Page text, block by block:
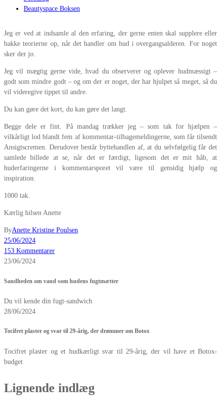
Beautyspace Boksen
Jeg er ved at indsamle al den erfaring, der gerne enten skal supplere eller
bakke teorierne op, når det handler om hud i overgangsalderen. For noget
sker der jo.
Jeg vil mægtig gerne vide, hvad du observerer og oplever hudmæssigt –
godt som mindre godt – og om der er noget, der har hjulpet så meget, så du
vil videregive tippet til andre.
Du kan gøre det kort, du kan gøre det langt.
Begge dele er fint. På mandag trækker jeg – som tak for hjælpen –
vilkårligt lod blandt fem af kommentar-tilbagemeldingerne, som får tilsendt
Ansigtscremen. Derudover består byttehandlen af, at du selvfølgelig får det
samlede billede at se, når det er færdigt, ligesom det er mit håb, at
huderfaringerne i kommentarsporet vil være til gensidig hjælp og
inspiration.
1000 tak.
Kærlig hilsen Anette
ByAnette Kristine Poulsen
25/06/2024
153 Kommentarer
23/06/2024
Sandheden om vand som hudens fugtmætter
Du vil kende din fugt-sandwich
28/06/2024
Tocifret plaster og svar til 29-årig, der drømmer om Botox
Tocifret plaster og et hudkærligt svar til 29-årig, der vil have et Botox-
budget
Lignende indlæg